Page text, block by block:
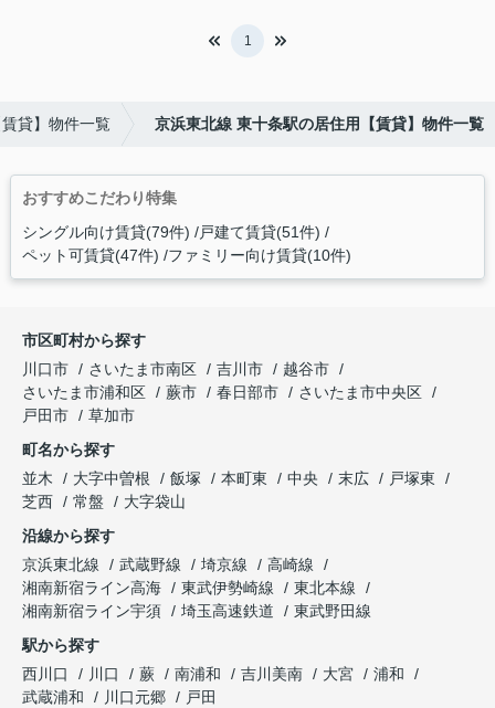
1
貸】物件一覧 京浜東北線 東十条駅の居住用【賃貸】物件一覧
おすすめこだわり特集
シングル向け賃貸(79件) 戸建て賃貸(51件)
ペット可賃貸(47件) ファミリー向け賃貸(10件)
市区町村から探す
川口市
さいたま市南区 吉川市
越谷市
さいたま市浦和区
蕨市 春日部市
さいたま市中央区
戸田市
草加市
町名から探す
並木
大字中曽根 飯塚 本町東 中央 末広
戸塚東
芝西
常盤
大字袋山
沿線から探す
京浜東北線
武蔵野線 埼京線
高崎線
湘南新宿ライン高海
東武伊勢崎線
東北本線
湘南新宿ライン宇須
埼玉高速鉄道
東武野田線
駅から探す
西川口
川口 蕨 南浦和 吉川美南 大宮
浦和
武蔵浦和
川口元郷 戸田